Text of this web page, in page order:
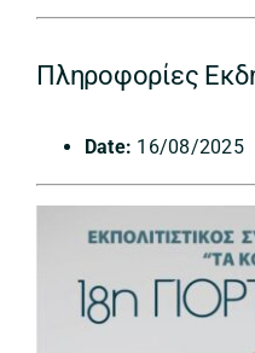
Πληροφορίες
Date: 16/08/2025